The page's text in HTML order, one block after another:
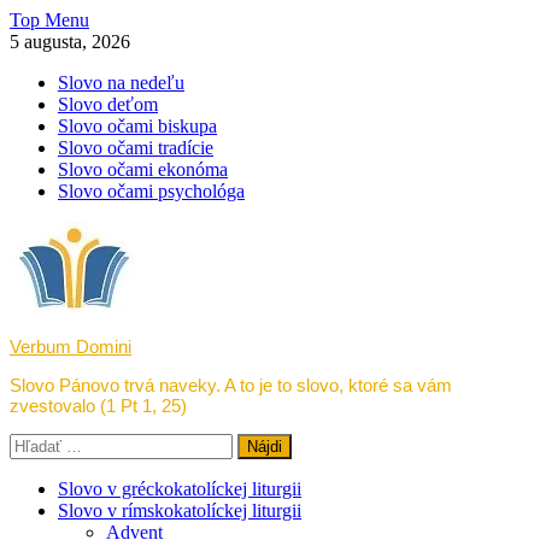
Skip
to
Top Menu
5 augusta, 2026
Slovo na nedeľu
Slovo deťom
Slovo očami biskupa
Slovo očami tradície
Slovo očami ekonóma
Slovo očami psychológa
Verbum Domini
Slovo Pánovo trvá naveky. A to je to slovo, ktoré sa vám
zvestovalo (1 Pt 1, 25)
Hľadať:
Slovo v gréckokatolíckej liturgii
Slovo v rímskokatolíckej liturgii
Advent